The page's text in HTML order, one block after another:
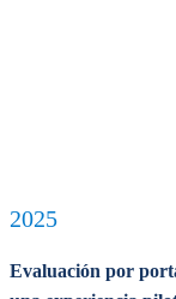
2025
Evaluación por